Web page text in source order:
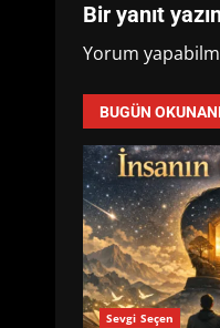
Bir yanıt
Yorum
BUGÜN
Sevgi Seçen